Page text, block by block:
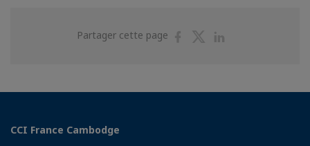
Partager cette page
PartagerPartager
CCI France Cambodge